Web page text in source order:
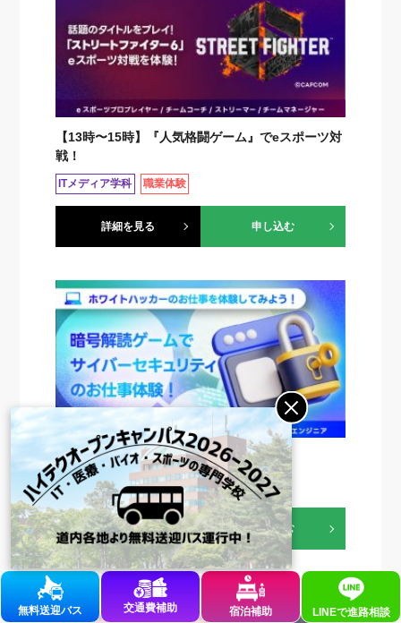
【13時〜15時】『人気格闘ゲーム』でeスポーツ対
戦！
ITメディア学科 職業体験
詳細を見る 申し込む
【13時〜15時】ホワイトハッカー体験
ITメディア学科 職業体験
詳細を見る 申し込む
無料送迎バス 交通費補助 宿泊補助 LINEで進路相談